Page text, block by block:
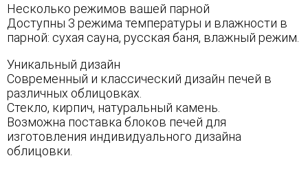
Несколько режимов вашей парной
Доступны 3 режима температуры и влажности в
парной: сухая сауна, русская баня, влажный режим.
Уникальный дизайн
Современный и классический дизайн печей в
различных облицовках.
Стекло, кирпич, натуральный камень.
Возможна поставка блоков печей для
изготовления индивидуального дизайна
облицовки.